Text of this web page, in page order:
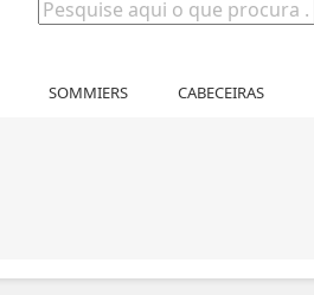
SOMMIERS CABECEIRAS